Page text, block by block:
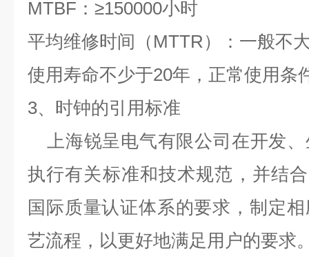
MTBF ： ≥150000小时
平均维修时间（ MTTR）：一般不
使用寿命不少于20年，正常使用条
3、时钟的引用标准
上海锐呈电气有限公司在开发
执行有关标准和技术规范，并结
国际质量认证体系的要求，制定
艺流程，以更好地满足用户的要求